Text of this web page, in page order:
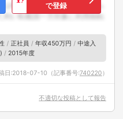
で登録
正社員 年収450万円
中途入
2015年度
日:2018-07-10 （記事番号:740220 ）
不適切な投稿として報告